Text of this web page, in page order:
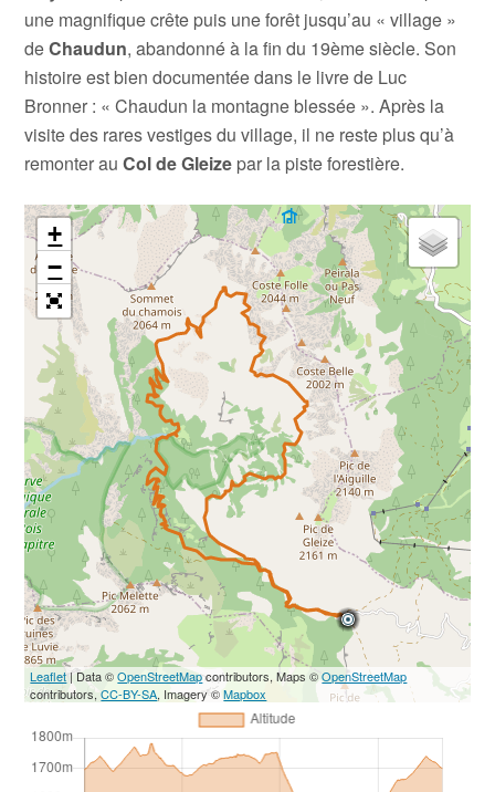
une magnifique crête puis une forêt jusqu’au « village »
deChaudun, abandonné à la fin du 19ème siècle. Son
histoire est bien documentée dans le livre de Luc
Bronner : « Chaudun la montagne blessée ». Après la
visite des rares vestiges du village, il ne reste plus qu’à
remonter auCol de Gleize par la piste forestière.
+
−
Leaflet| Data ©OpenStreetMapcontributors, Maps ©OpenStreetMap
contributors,CC-BY-SA, Imagery ©Mapbox